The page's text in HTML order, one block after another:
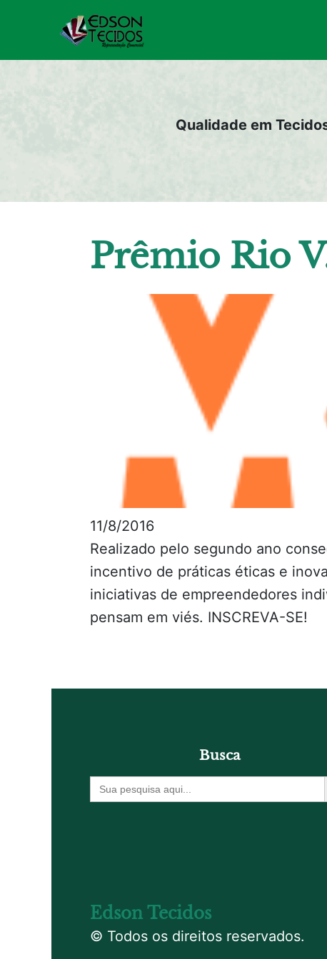
o
Qualidade em
Prêmio Rio
11/8/2016
Realizado pelo segundo ano
incentivo de práticas éticas e
iniciativas de empreendedores
pensam em viés. INSCREVA-SE!
Busca
Procurar
por:
Edson Tecidos
© Todos os direitos reservados.